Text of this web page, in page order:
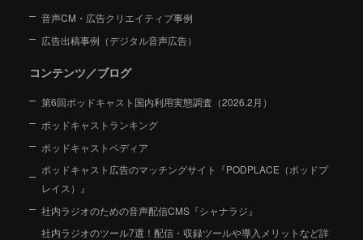
音声CM・広告クリエイティブ事例
広告出稿事例（デジタル音声広告）
コンテンツ／ブログ
第6回ポッドキャスト国内利用実態調査（2026.2月）
ポッドキャストランキング
ポッドキャストペディア
ポッドキャスト広告のマッチングサイト『PODPLACE（ポッドプ
レイス）』
社内ラジオのための音声配信CMS『シャナラジ』
社内ラジオのツール7選！配信・収録ツールや導入メリットなど詳